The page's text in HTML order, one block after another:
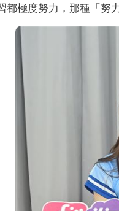
都極度努力，那種「努